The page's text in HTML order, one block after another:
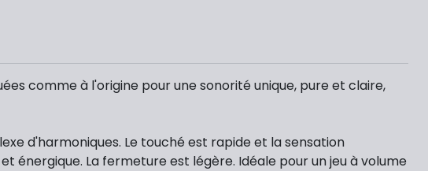
comme à l'origine pour une sonorité unique, pure et claire,
d'harmoniques. Le touché est rapide et la sensation
énergique. La fermeture est légère. Idéale pour un jeu à volume